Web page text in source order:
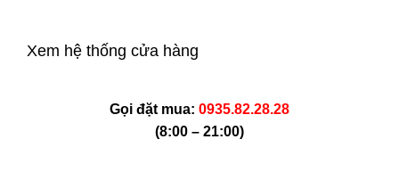
Xem hệ thống cửa hàng
Gọi đặt mua: 0935.82.28.28
(8:00 – 21:00)